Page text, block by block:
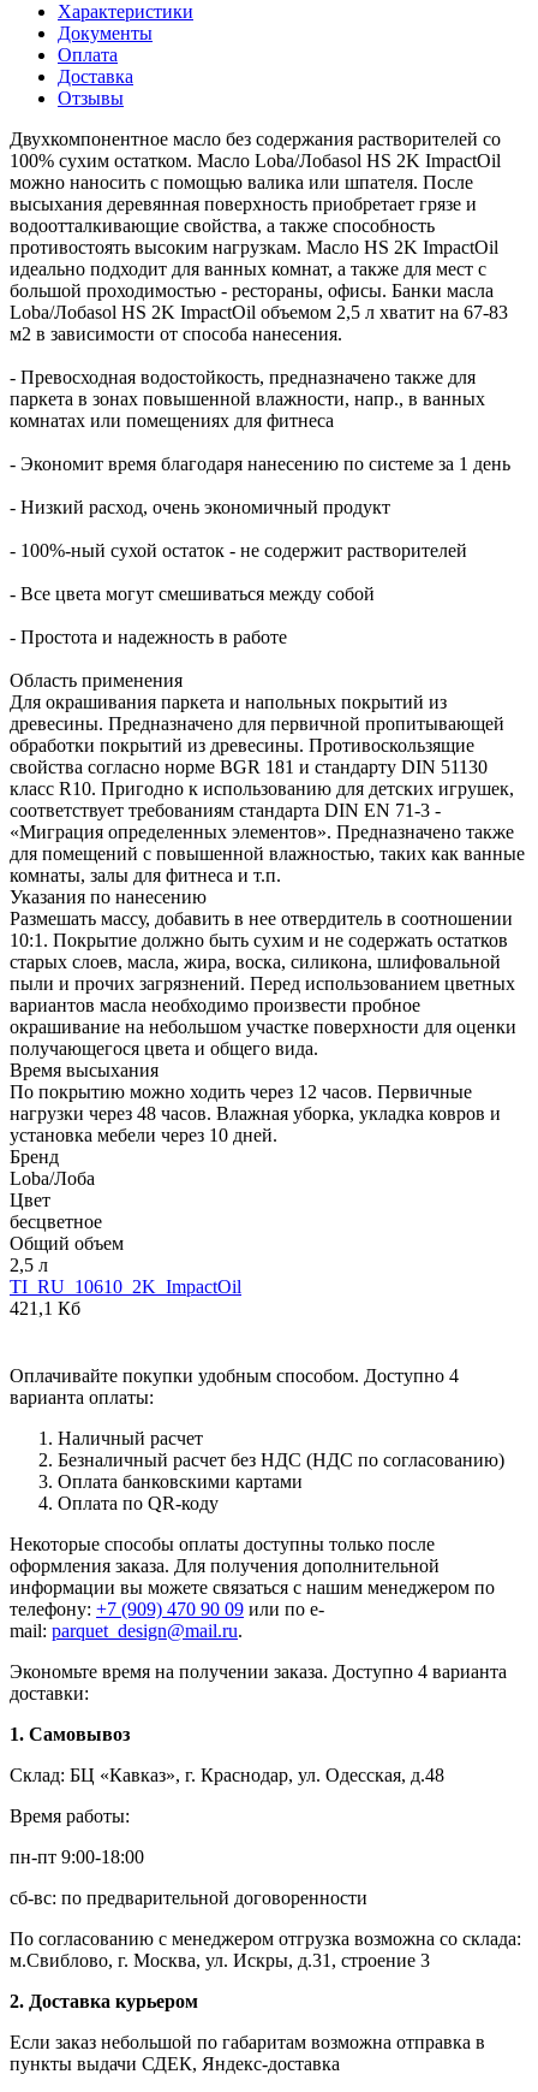
Характеристики
Документы
Оплата
Доставка
Отзывы
Двухкомпонентное масло без содержания растворителей со
100% сухим остатком. Масло Loba/Лобаsol HS 2K ImpactOil
можно наносить с помощью валика или шпателя. После
высыхания деревянная поверхность приобретает грязе и
водоотталкивающие свойства, а также способность
противостоять высоким нагрузкам. Масло HS 2K ImpactOil
идеально подходит для ванных комнат, а также для мест с
большой проходимостью - рестораны, офисы. Банки масла
Loba/Лобаsol HS 2K ImpactOil объемом 2,5 л хватит на 67-83
м2 в зависимости от способа нанесения.
- Превосходная водостойкость, предназначено также для
паркета в зонах повышенной влажности, напр., в ванных
комнатах или помещениях для фитнеса
- Экономит время благодаря нанесению по системе за 1 день
- Низкий расход, очень экономичный продукт
- 100%-ный сухой остаток - не содержит растворителей
- Все цвета могут смешиваться между собой
- Простота и надежность в работе
Область применения
Для окрашивания паркета и напольных покрытий из
древесины. Предназначено для первичной пропитывающей
обработки покрытий из древесины. Противоскользящие
свойства согласно норме BGR 181 и стандарту DIN 51130
класс R10. Пригодно к использованию для детских игрушек,
соответствует требованиям стандарта DIN EN 71-3 -
«Миграция определенных элементов». Предназначено также
для помещений с повышенной влажностью, таких как ванные
комнаты, залы для фитнеса и т.п.
Указания по нанесению
Размешать массу, добавить в нее отвердитель в соотношении
10:1. Покрытие должно быть сухим и не содержать остатков
старых слоев, масла, жира, воска, силикона, шлифовальной
пыли и прочих загрязнений. Перед использованием цветных
вариантов масла необходимо произвести пробное
окрашивание на небольшом участке поверхности для оценки
получающегося цвета и общего вида.
Время высыхания
По покрытию можно ходить через 12 часов. Первичные
нагрузки через 48 часов. Влажная уборка, укладка ковров и
установка мебели через 10 дней.
Бренд
Loba/Лоба
Цвет
бесцветное
Общий объем
2,5 л
TI_RU_10610_2K_ImpactOil
421,1 Кб
Оплачивайте покупки удобным способом. Доступно 4
варианта оплаты:
Наличный расчет
Безналичный расчет без НДС (НДС по согласованию)
Оплата банковскими картами
Оплата по QR-коду
Некоторые способы оплаты доступны только после
оформления заказа. Для получения дополнительной
информации вы можете связаться с нашим менеджером по
телефону: +7 (909) 470 90 09 или по e-
mail: parquet_design@mail.ru.
Экономьте время на получении заказа. Доступно 4 варианта
доставки:
1. Самовывоз
Склад: БЦ «Кавказ», г. Краснодар, ул. Одесская, д.48
Время работы:
пн-пт 9:00-18:00
сб-вс: по предварительной договоренности
По согласованию с менеджером отгрузка возможна со склада:
м.Свиблово, г. Москва, ул. Искры, д.31, строение 3
2. Доставка курьером
Если заказ небольшой по габаритам возможна отправка в
пункты выдачи СДЕК, Яндекс-доставка